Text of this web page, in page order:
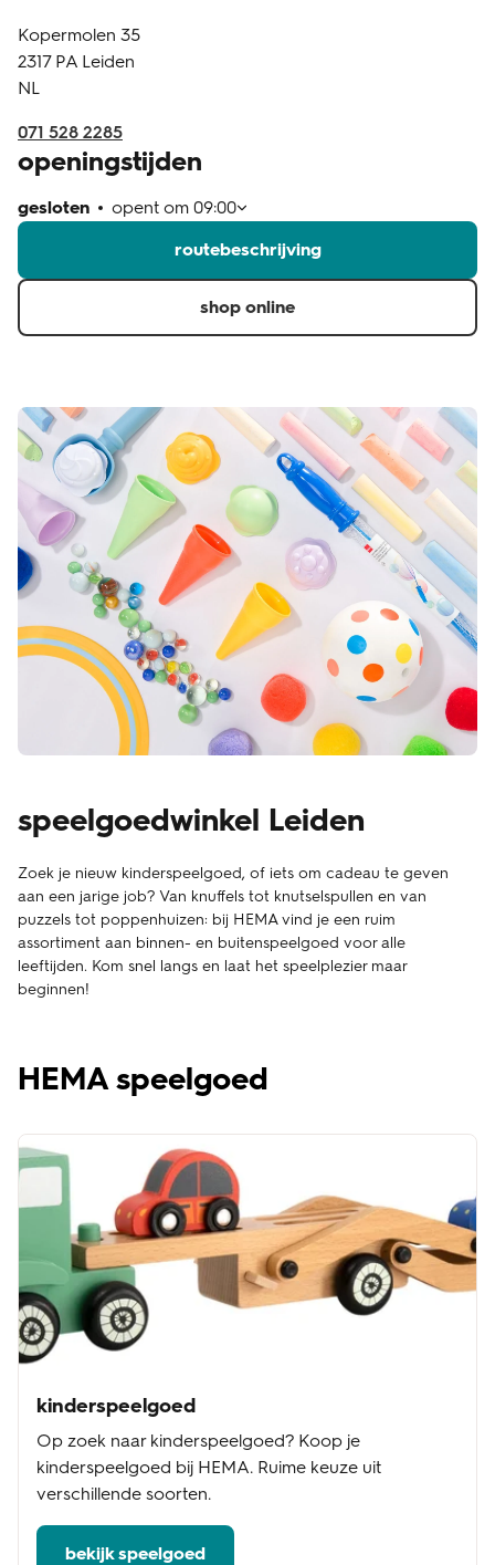
klantenservice
Kopermolen 35
2317 PA Leiden
NL
071 528 2285
openingstijden
gesloten opent om 09:00
routebeschrijving
shop online
speelgoedwinkel Leiden
Zoek je nieuw kinderspeelgoed, of iets om cadeau te geven
aan een jarige job? Van knuffels tot knutselspullen en van
puzzels tot poppenhuizen: bij HEMA vind je een ruim
assortiment aan binnen- en buitenspeelgoed voor alle
leeftijden. Kom snel langs en laat het speelplezier maar
beginnen!
HEMA speelgoed
kinderspeelgoed
Op zoek naar kinderspeelgoed? Koop je
kinderspeelgoed bij HEMA. Ruime keuze uit
verschillende soorten.
bekijk speelgoed